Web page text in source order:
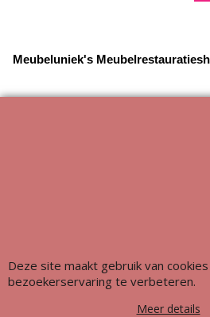
Meubeluniek's
Deze site maakt gebruik van
bezoekerservaring te verbeteren.
Meer details